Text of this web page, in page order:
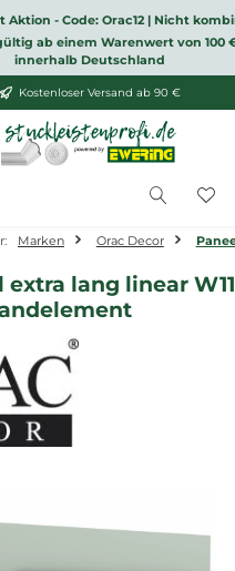
Aktion - Code: Orac12 | Nicht
ab einem Warenwert von 100
innerhalb Deutschland
Kostenloser Versand ab 90 €
Marken Orac Decor
lang linear